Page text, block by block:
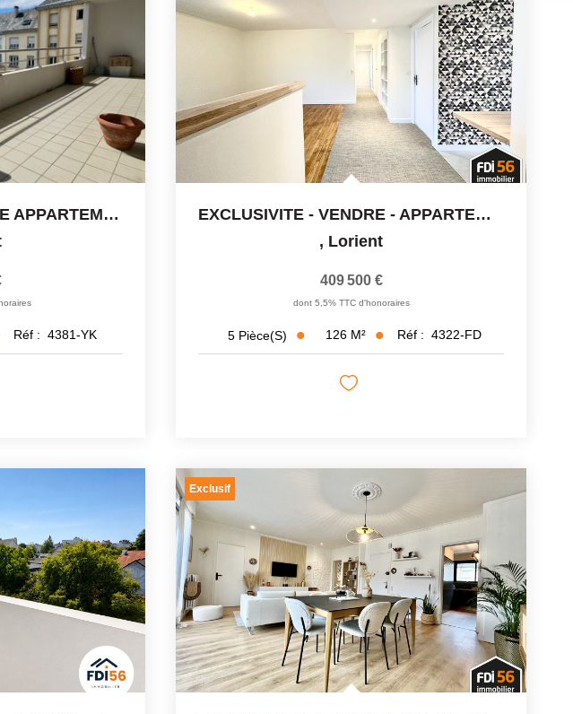
LORIENT CENTRE VILLE APPARTEMENT 3 PIÈCES 66 M2 A VENDRE -...
Réf : 4381-YK
EXCLUSIVITE - VENDRE - APPARTEMENT T5 DE STANDING - 4...
, Lorient
409 500 €
dont 5,5% TTC d'honoraires
5 Pièce(s) 126 M² Réf : 4322-FD
Exclusif